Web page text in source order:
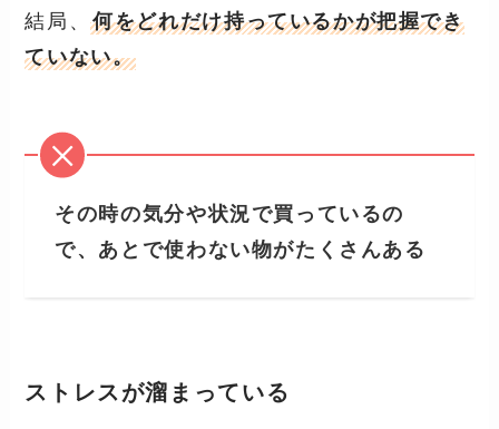
結局、何をどれだけ持っているかが把握でき
ていない。
その時の気分や状況で買っているの
で、あとで使わない物がたくさんある
ストレスが溜まっている